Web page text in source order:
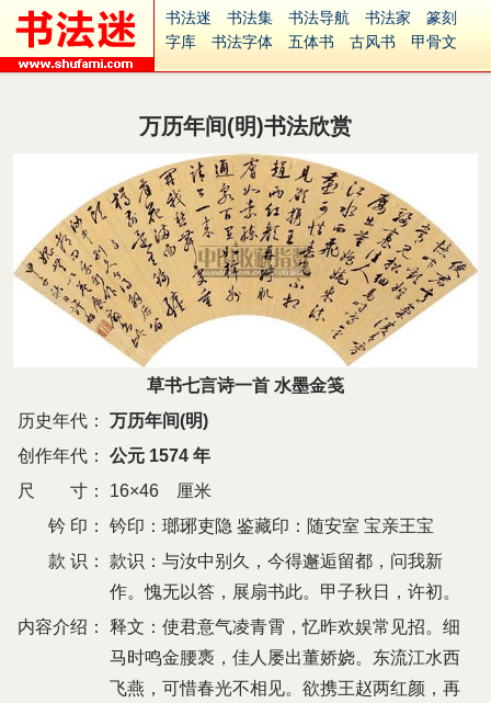
书法迷 书法集 书法导航 书法家
篆刻
字库
书法字体 五体书 古风书
甲骨文
集字
字形 大字 篆刻之家
古籍
中医 象棋 游戏 电子书
起名
识字 英语 印章
字体下载
免费字体 中文字体
Ai矢量
P图宝 南无阿弥陀佛
意见反馈
安全网站
捐赠 繁體版
万历年间(明)书法欣赏
草书七言诗一首 水墨金笺
历史年代：
万历年间(明)
创作年代：
公元 1574 年
尺 寸：
16×46 厘米
钤 印：
钤印：瑯琊吏隐 鉴藏印：随安室 宝亲王宝
款 识：
款识：与汝中别久，今得邂逅留都，问我新
作。愧无以答，展扇书此。甲子秋日，许初。
内容介绍：
释文：使君意气凌青霄，忆昨欢娱常见招。细
马时鸣金腰褭，佳人屡出董娇娆。东流江水西
飞燕，可惜春光不相见。欲携王赵两红颜，再